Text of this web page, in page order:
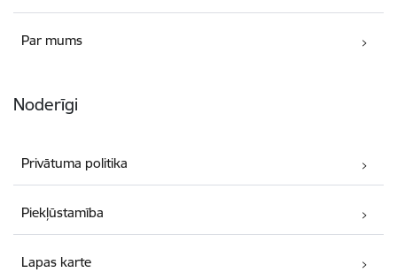
Par mums
Noderīgi
Privātuma politika
Piekļūstamība
Lapas karte